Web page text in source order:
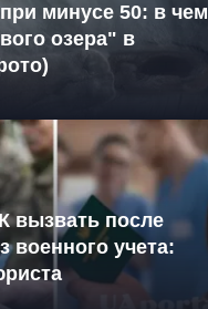
минусе 50: в чем
озера" в
вызвать после
военного учета: